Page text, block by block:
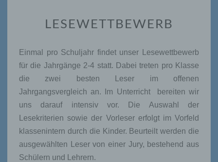
LESEWETTBEWERB
Einmal pro Schuljahr findet unser Lesewettbewerb
für die Jahrgänge 2-4 statt. Dabei treten pro Klasse
die zwei besten Leser im offenen
Jahrgangsvergleich an. Im Unterricht
bereiten wir
uns darauf intensiv vor. Die Auswahl der
Lesekriterien sowie der Vorleser erfolgt im Vorfeld
klassenintern durch die Kinder. Beurteilt werden die
ausgewählten Leser von einer Jury, bestehend aus
Schülern und Lehrern.